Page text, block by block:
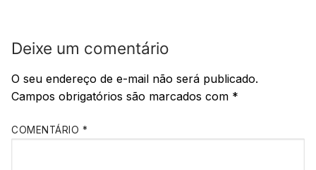
Deixe um comentário
O seu endereço de e-mail não será publicado.
Campos obrigatórios são marcados com *
COMENTÁRIO *